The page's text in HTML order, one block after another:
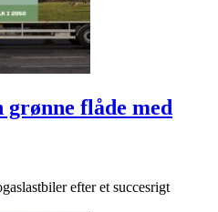
flåde med
efter et succesrigt